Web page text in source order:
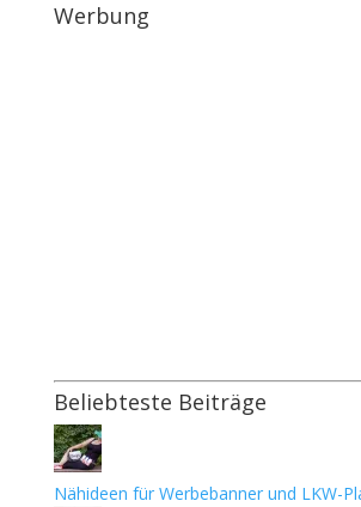
Werbung
Beliebteste Beiträge
Nähideen für Werbebanner und LKW-